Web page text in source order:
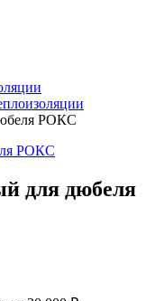
РОКС
для дюбеля